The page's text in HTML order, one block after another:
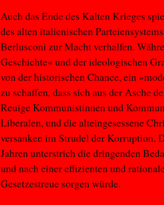
Auch das Ende des Kalten Krieges
des alten italienischen
Berlusconi zur Macht verhalfen.
Geschichte« und der ideologischen
von der historischen Chance, ein
zu schaffen, dass sich aus der Asche
Reuige Kommunistinnen und
Liberalen, und die alteingesessene
versanken im Strudel der Korruption.
Jahren unterstrich die dringenden
und nach einer effizienten und
Gesetzestreue sorgen würde.